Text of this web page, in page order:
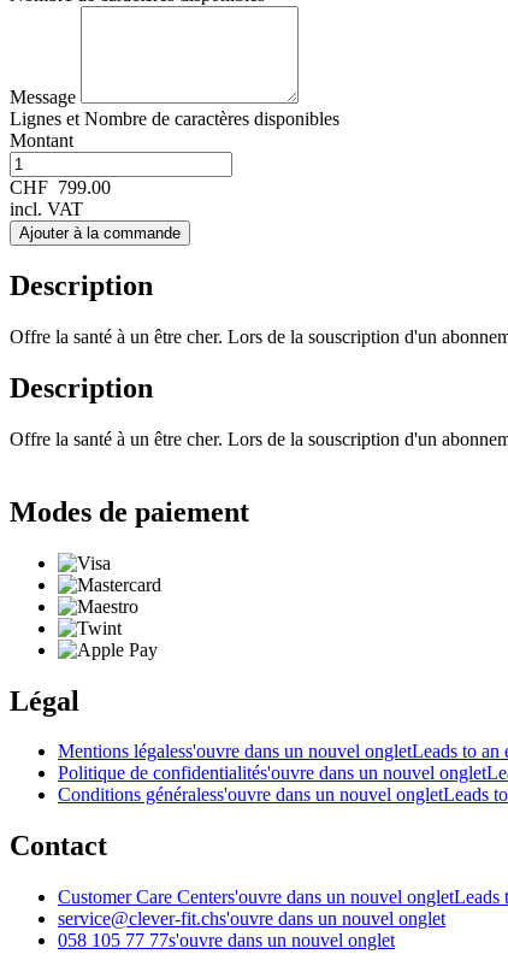
Message
Lignes et Nombre de caractères disponibles
Montant
CHF 799.00
incl. VAT
Ajouter à la commande
Description
Offre la santé à un être cher. Lors de la souscription d'un
Description
Offre la santé à un être cher. Lors de la souscription d'un
Modes de paiement
Légal
Mentions légaless'ouvre dans un nouvel ongletLeads to an
Politique de confidentialités'ouvre dans un nouvel onglet
Conditions généraless'ouvre dans un nouvel ongletLeads
Contact
Customer Care Centers'ouvre dans un nouvel ongletLeads
service@clever-fit.chs'ouvre dans un nouvel onglet
058 105 77 77s'ouvre dans un nouvel onglet